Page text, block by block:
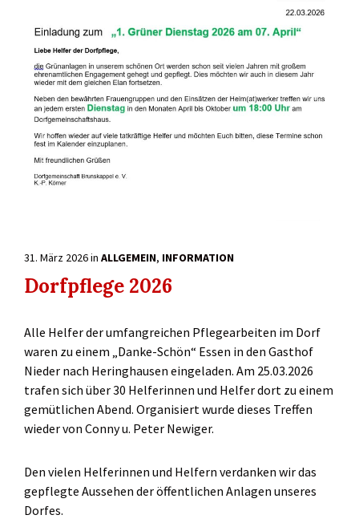
31. März 2026in ALLGEMEIN, INFORMATION
Dorfpflege 2026
Alle Helfer der umfangreichen Pflegearbeiten im Dorf
waren zu einem „Danke-Schön“ Essen in den Gasthof
Nieder nach Heringhausen eingeladen. Am 25.03.2026
trafen sich über 30 Helferinnen und Helfer dort zu einem
gemütlichen Abend. Organisiert wurde dieses Treffen
wieder von Conny u. Peter Newiger.
Den vielen Helferinnen und Helfern verdanken wir das
gepflegte Aussehen der öffentlichen Anlagen unseres
Dorfes.